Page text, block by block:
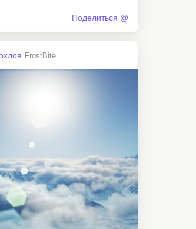
Поделиться @
FrostBite